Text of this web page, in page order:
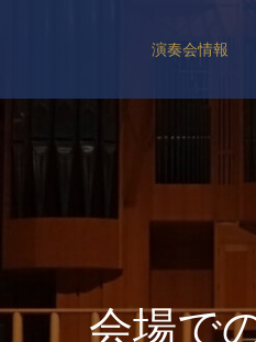
演奏会情報
会場で